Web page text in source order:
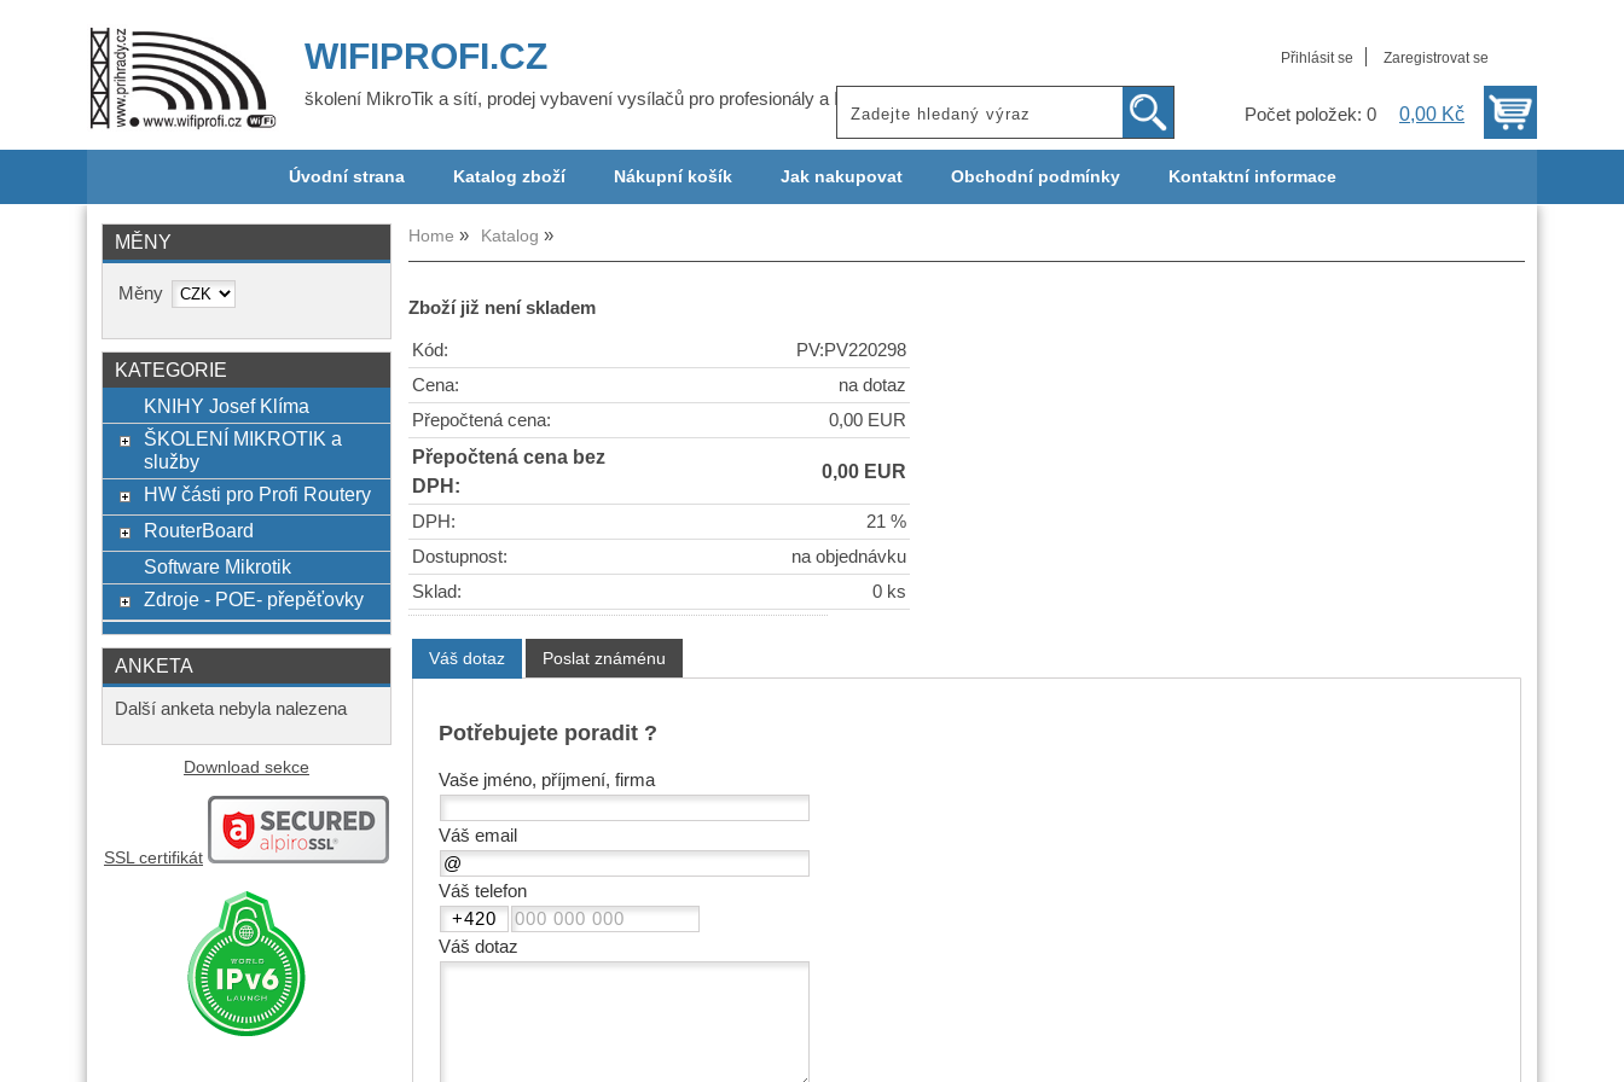
Přihlásit se Zaregistrovat se
Počet položek: 0 0,00 Kč
WIFIPROFI.CZ
školení MikroTik a sítí, prodej vybavení vysílačů pro profesionály a ISP
Úvodní strana Katalog zboží Nákupní košík Jak nakupovat Obchodní podmínky Kontaktní informace
Home Katalog
Zboží již není skladem
Kód:
PV:PV220298
Cena:
na dotaz
Přepočtená cena:
0,00 EUR
Přepočtená cena bez
DPH:
0,00 EUR
DPH:
21 %
Dostupnost:
na objednávku
Sklad:
0 ks
Váš dotaz Poslat známénu
Potřebujete poradit ?
Vaše jméno, příjmení, firma
Váš email
Váš telefon
Váš dotaz
MĚNY
Měny
KATEGORIE
KNIHY Josef Klíma
ŠKOLENÍ MIKROTIK a
služby
HW části pro Profi Routery
RouterBoard
Software Mikrotik
Zdroje - POE- přepěťovky
ANKETA
Další anketa nebyla nalezena
Download sekce
SSL certifikát